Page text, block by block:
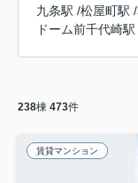
九条駅 /松屋町駅 /
ドーム前千代崎駅
238棟 473件
賃貸マンション